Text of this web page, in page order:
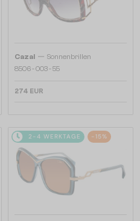
Cazal — Sonnenbrillen
8506 - 003 - 55
274 EUR
2-4 WERKTAGE -15%